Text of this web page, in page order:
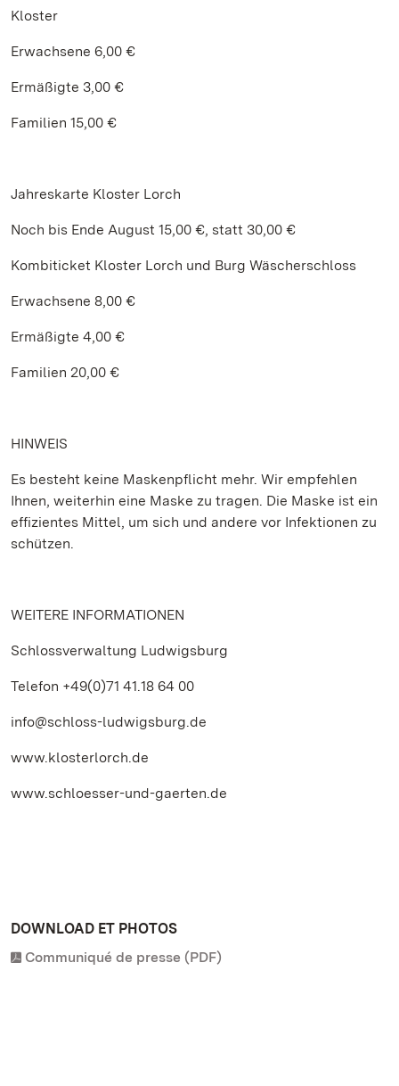
Kloster
Erwachsene 6,00 €
Ermäßigte 3,00 €
Familien 15,00 €
Jahreskarte Kloster Lorch
Noch bis Ende August 15,00 €, statt 30,00 €
Kombiticket Kloster Lorch und Burg Wäscherschloss
Erwachsene 8,00 €
Ermäßigte 4,00 €
Familien 20,00 €
HINWEIS
Es besteht keine Maskenpflicht mehr. Wir empfehlen
Ihnen, weiterhin eine Maske zu tragen. Die Maske ist ein
effizientes Mittel, um sich und andere vor Infektionen zu
schützen.
WEITERE INFORMATIONEN
Schlossverwaltung Ludwigsburg
Telefon +49(0)71 41.18 64 00
info@schloss-ludwigsburg.de
www.klosterlorch.de
www.schloesser-und-gaerten.de
DOWNLOAD ET PHOTOS
Communiqué de presse (PDF)